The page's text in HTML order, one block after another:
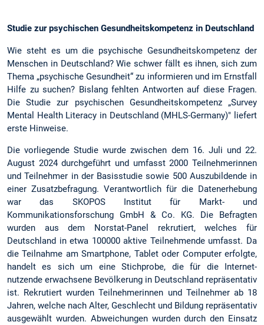
Studie zur psychischen Gesundheitskompetenz in Deutschland
Wie steht es um die psychische Gesundheitskompetenz der
Menschen in Deutschland? Wie schwer fällt es ihnen, sich zum
Thema „psychische Gesundheit“ zu informieren und im Ernstfall
Hilfe zu suchen? Bislang fehlten Antworten auf diese Fragen.
Die Studie zur psychischen Gesundheitskompetenz „Survey
Mental Health Literacy in Deutschland (MHLS-Germany)" liefert
erste Hinweise.
Die vorliegende Studie wurde zwischen dem 16. Juli und 22.
August 2024 durchgeführt und umfasst 2000 Teilnehmerinnen
und Teilnehmer in der Basisstudie sowie 500 Auszubildende in
einer Zusatzbefragung. Verantwortlich für die Datenerhebung
war das SKOPOS Institut für Markt- und
Kommunikationsforschung GmbH & Co. KG. Die Befragten
wurden aus dem Norstat-Panel rekrutiert, welches für
Deutschland in etwa 100000 aktive Teilnehmende umfasst. Da
die Teilnahme am Smartphone, Tablet oder Computer erfolgte,
handelt es sich um eine Stichprobe, die für die Internet-
nutzende erwachsene Bevölkerung in Deutschland repräsentativ
ist. Rekrutiert wurden Teilnehmerinnen und Teilnehmer ab 18
Jahren, welche nach Alter, Geschlecht und Bildung repräsentativ
ausgewählt wurden. Abweichungen wurden durch den Einsatz